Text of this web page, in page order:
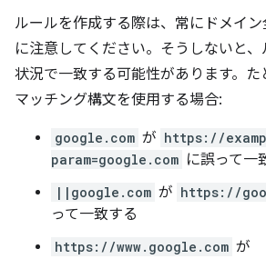
ルールを作成する際は、常にドメイ
に注意してください。そうしないと
状況で一致する可能性があります。た
マッチング構文を使用する場合:
google.com が https://
param=google.com に誤って一
||google.com が https://
って一致する
https://www.google.com が